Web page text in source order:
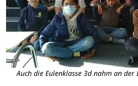
Auch die Eulenklasse 3d nahm an